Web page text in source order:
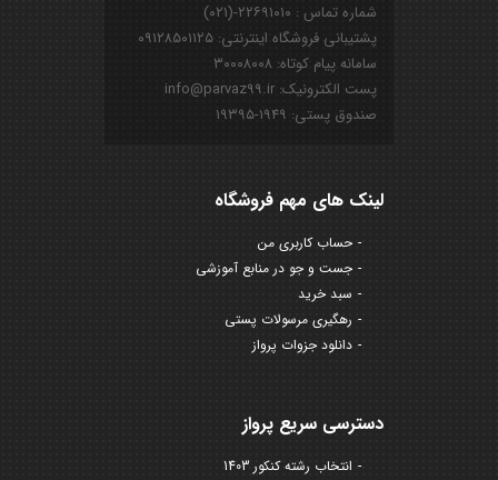
شماره تماس : ۲۲۶۹۱۰۱۰-(۰۲۱)
پشتیبانی فروشگاه اینترنتی: ۰۹۱۲۸۵۰۱۱۲۵
سامانه پیام کوتاه: ۳۰۰۰۸۰۰۸
پست الکترونیک: info@parvaz99.ir
صندوق پستی: ۱۹۴۹-۱۹۳۹۵
لینک های مهم فروشگاه
حساب کاربری من
جست و جو در منابع آموزشی
سبد خرید
رهگیری مرسولات پستی
دانلود جزوات پرواز
دسترسی سریع پرواز
انتخاب رشته کنکور 1403